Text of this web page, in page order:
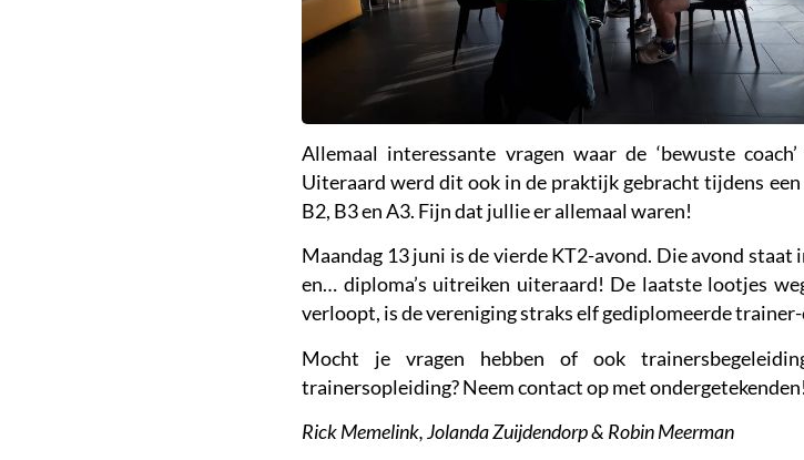
Allemaal interessante vragen waar de ‘bewuste
Uiteraard werd dit ook in de praktijk gebracht tijdens
B2, B3 en A3. Fijn dat jullie er allemaal waren!
Maandag 13 juni is de vierde KT2-avond. Die avond
en… diploma’s uitreiken uiteraard! De laatste lootjes
verloopt, is de vereniging straks elf gediplomeerde
Mocht je vragen hebben of ook
trainersopleiding? Neem contact op met ondergetekenden!
Rick Memelink, Jolanda Zuijdendorp & Robin Meerman